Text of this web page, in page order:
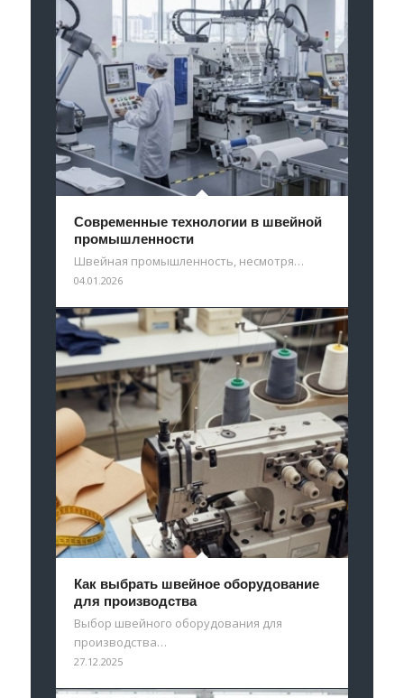
Современные технологии в швейной
промышленности
Швейная промышленность, несмотря…
04.01.2026
Как выбрать швейное оборудование
для производства
Выбор швейного оборудования для
производства…
27.12.2025